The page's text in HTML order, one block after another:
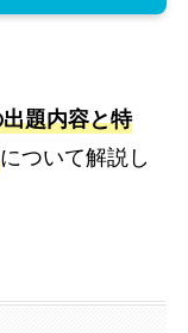
題内容と特
について解説し